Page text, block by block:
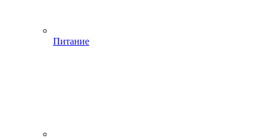
Питание